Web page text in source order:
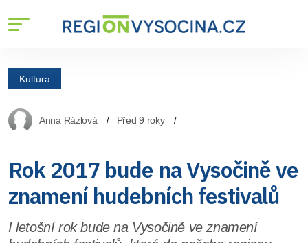
Kultura
Anna Rázlová Před 9 roky
Rok 2017 bude na Vysočině ve
znamení hudebních festivalů
I letošní rok bude na Vysočině ve znamení